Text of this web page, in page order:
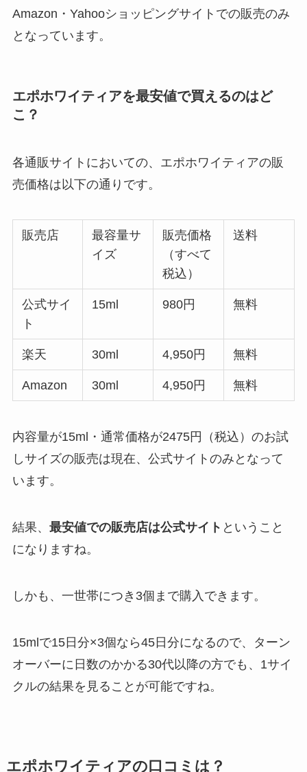
Amazon・Yahooショッピングサイトでの販売のみ
となっています。
エポホワイティアを最安値で買えるのはど
こ？
各通販サイトにおいての、エポホワイティアの販
売価格は以下の通りです。
販売店
最容量サ
イズ
販売価格
（すべて
税込）
送料
公式サイ
ト
15ml 980円 無料
楽天 30ml 4,950円 無料
Amazon 30ml 4,950円 無料
内容量が15ml・通常価格が2475円（税込）のお試
しサイズの販売は現在、公式サイトのみとなって
います。
結果、 最安値での販売店は公式サイト ということ
になりますね。
しかも、一世帯につき3個まで購入できます。
15mlで15日分×3個なら45日分になるので、ターン
オーバーに日数のかかる30代以降の方でも、1サイ
クルの結果を見ることが可能ですね。
エポホワイティアの口コミは？